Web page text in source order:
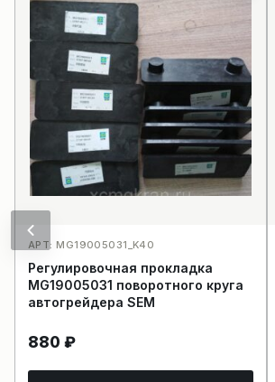
АРТ: MG19005031_K40
Регулировочная прокладка
MG19005031 поворотного круга
автогрейдера SEM
880 ₽